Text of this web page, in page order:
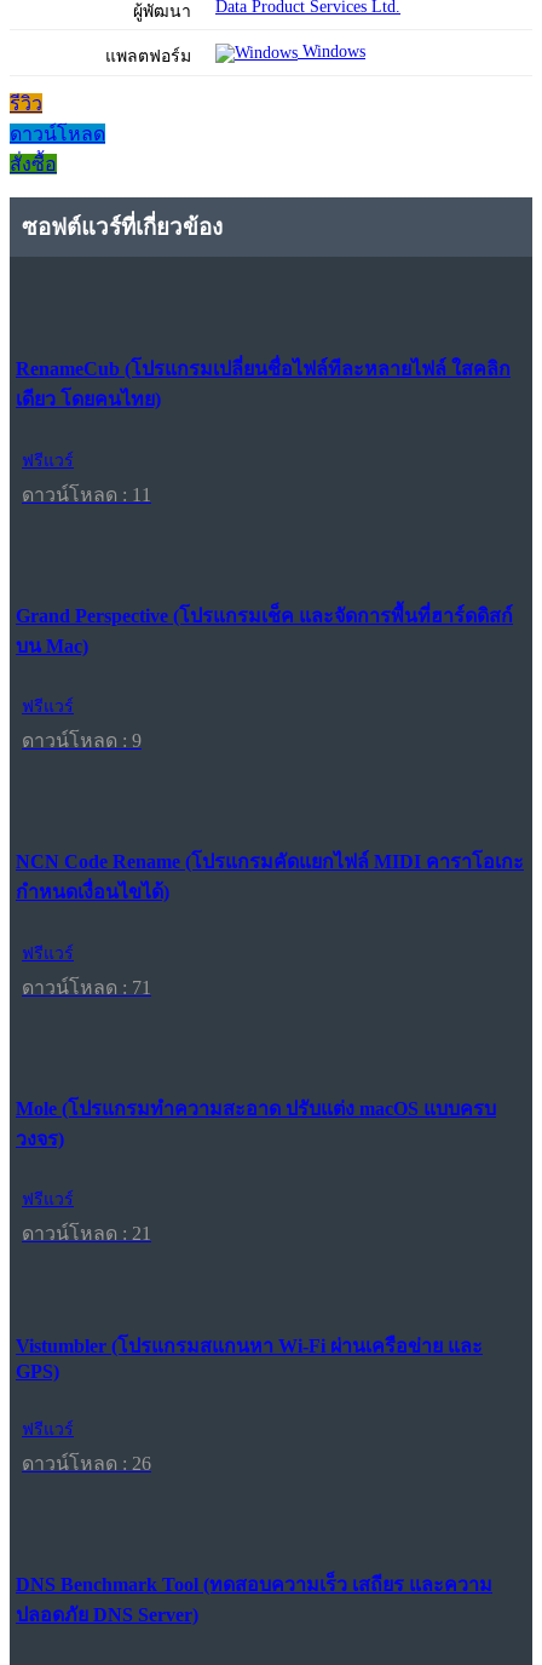
ผู้พัฒนา Data Product Services Ltd.
แพลตฟอร์ม Windows
รีวิว
ดาวน์โหลด
สั่งซื้อ
ซอฟต์แวร์ที่เกี่ยวข้อง
RenameCub (โปรแกรมเปลี่ยนชื่อไฟล์ทีละหลายไฟล์ ใสคลิก
เดียว โดยคนไทย)
ฟรีแวร์
ดาวน์โหลด : 11
Grand Perspective (โปรแกรมเช็ค และจัดการพื้นที่ฮาร์ดดิสก์
บน Mac)
ฟรีแวร์
ดาวน์โหลด : 9
NCN Code Rename (โปรแกรมคัดแยกไฟล์ MIDI คาราโอเกะ
กำหนดเงื่อนไขได้)
ฟรีแวร์
ดาวน์โหลด : 71
Mole (โปรแกรมทำความสะอาด ปรับแต่ง macOS แบบครบ
วงจร)
ฟรีแวร์
ดาวน์โหลด : 21
Vistumbler (โปรแกรมสแกนหา Wi-Fi ผ่านเครือข่าย และ
GPS)
ฟรีแวร์
ดาวน์โหลด : 26
DNS Benchmark Tool (ทดสอบความเร็ว เสถียร และความ
ปลอดภัย DNS Server)